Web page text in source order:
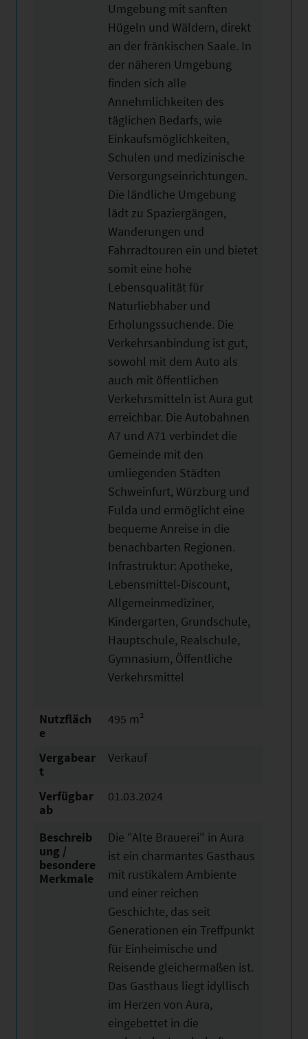
Umgebung mit sanften
Hügeln und Wäldern, direkt
an der fränkischen Saale. In
der näheren Umgebung
finden sich alle
Annehmlichkeiten des
täglichen Bedarfs, wie
Einkaufsmöglichkeiten,
Schulen und medizinische
Versorgungseinrichtungen.
Die ländliche Umgebung
lädt zu Spaziergängen,
Wanderungen und
Fahrradtouren ein und bietet
somit eine hohe
Lebensqualität für
Naturliebhaber und
Erholungssuchende. Die
Verkehrsanbindung ist gut,
sowohl mit dem Auto als
auch mit öffentlichen
Verkehrsmitteln ist Aura gut
erreichbar. Die Autobahnen
A7 und A71 verbindet die
Gemeinde mit den
umliegenden Städten
Schweinfurt, Würzburg und
Fulda und ermöglicht eine
bequeme Anreise in die
benachbarten Regionen.
Infrastruktur: Apotheke,
Lebensmittel-Discount,
Allgemeinmediziner,
Kindergarten, Grundschule,
Hauptschule, Realschule,
Gymnasium, Öffentliche
Verkehrsmittel
Nutzfläch
e
495 m²
Vergabear
t
Verkauf
Verfügbar
ab
01.03.2024
Beschreib
ung /
besondere
Merkmale
Die "Alte Brauerei" in Aura
ist ein charmantes Gasthaus
mit rustikalem Ambiente
und einer reichen
Geschichte, das seit
Generationen ein Treffpunkt
für Einheimische und
Reisende gleichermaßen ist.
Das Gasthaus liegt idyllisch
im Herzen von Aura,
eingebettet in die